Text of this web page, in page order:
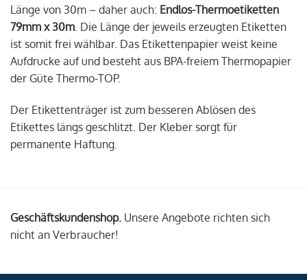
Länge von 30m – daher auch: Endlos-Thermoetiketten
79mm x 30m. Die Länge der jeweils erzeugten Etiketten
ist somit frei wählbar. Das Etikettenpapier weist keine
Aufdrucke auf und besteht aus BPA-freiem Thermopapier
der Güte Thermo-TOP.
Der Etikettenträger ist zum besseren Ablösen des
Etikettes längs geschlitzt. Der Kleber sorgt für
permanente Haftung.
Geschäftskundenshop. Unsere Angebote richten sich
nicht an Verbraucher!